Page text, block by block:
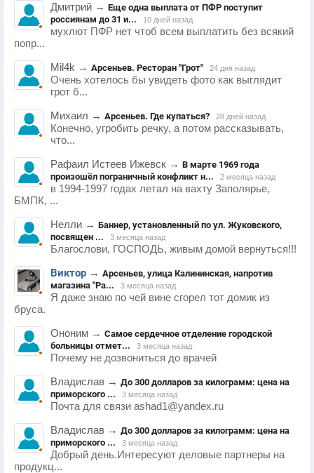
Дмитрий → Еще одна выплата от ПФР поступит
россиянам до 31 и...
10 дней назад
мухлют ПФР нет чтоб всем выплатить без всякий
попр...
Mil4k → Арсеньев. Ресторан "Грот" 24 дня назад
Очень хотелось бы увидеть фото как выглядит
грот б...
Михаил → Арсеньев. Где купаться? 28 дней назад
Конечно, угробить речку, а потом рассказывать,
что...
Рафаил Истеев Ижевск → В марте 1969 года
произошёл пограничный конфликт н...
2 месяца назад
в 1994-1997 годах летал на вахту Заполярье,
БМПК, ...
Нелли → Баннер, установленный по ул. Жуковского,
посвящен ...
3 месяца назад
Благослови, ГОСПОДЬ, живым домой вернуться!!!
Виктор → Арсеньев, улица Калининская, напротив
магазина "Ра...
3 месяца назад
Я даже знаю по чей вине сгорел тот домик из
бруса.
Ононим → Самое сердечное отделение городской
больницы отмет...
3 месяца назад
Почему не дозвониться до врачей
Владислав → До 300 долларов за килограмм: цена на
приморского ...
3 месяца назад
Почта для связи ashad1@yandex.ru
Владислав → До 300 долларов за килограмм: цена на
приморского ...
3 месяца назад
Добрый день.Интересуют деловые партнеры на
продукц...